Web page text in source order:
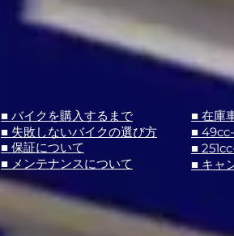
■ バイクを購入するまで
■ 失敗しないバイクの選び方
■ 保証について
■ メンテナンスについて
■ 在庫
■
■
■ キャ